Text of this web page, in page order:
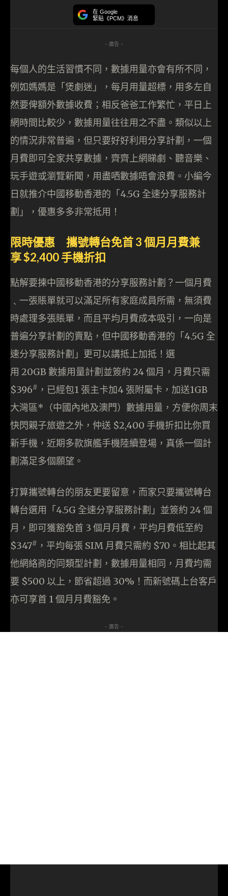
在 Google
緊貼《PCM》消息
- 廣告 -
每個人的生活習慣不同，數據用量亦會有所不同，
例如媽媽是「煲劇迷」，每月用量超標，用多左自
然要俾額外數據收費 ； 相反爸爸工作繁忙，平日上
網時間比較少，數據用量往往用之不盡。類似以上
的情況非常普遍，但只要好好利用分享計劃，一個
月費即可全家共享數據，齊齊上網睇劇、聽音樂、
玩手遊或瀏覽新聞 ，用盡哂數據唔會浪費 。 小編今
日就推介中國移動香港的「4.5G 全速分享服務計
劃」， 優惠多多非常抵用 ！
限時優惠 攜號轉台免首3個月月費兼
享$2,400手機折扣
點解要揀中國移動香港的分享服務計劃？一個月費
﹑一張賬單就可以滿足所有家庭成員所需，無須費
時處理多張賬單，而且平均月費成本吸引，一向是
普遍分享計劃的賣點，但中國移動香港的「4.5G 全
速分享服務計劃」更可以講抵上加抵！選
用 20GB 數據用量計劃並簽約 24 個月，月費只需
$396# ，已經包1 張主卡加4 張附屬卡，加送1GB
大灣區*（中國內地及澳門）數據用量，方便你周末
快閃親子旅遊之外，仲送 $2,400 手機折扣比你買
新手機，近期多款旗艦手機陸續登場，真係一個計
劃滿足多個願望。
打算攜號轉台的朋友更要留意，而家只要攜號轉台
轉台選用「4.5G 全速分享服務計劃」並簽約 24 個
月，即可獲豁免首 3 個月月費，平均月費低至約
$347# ，平均每張 SIM 月費只需約 $70。相比起其
他網絡商的同類型計劃，數據用量相同，月費均需
要 $500 以上，節省超過 30%！而新號碼上台客戶
亦可享首 1 個月月費豁免。
- 廣告 -